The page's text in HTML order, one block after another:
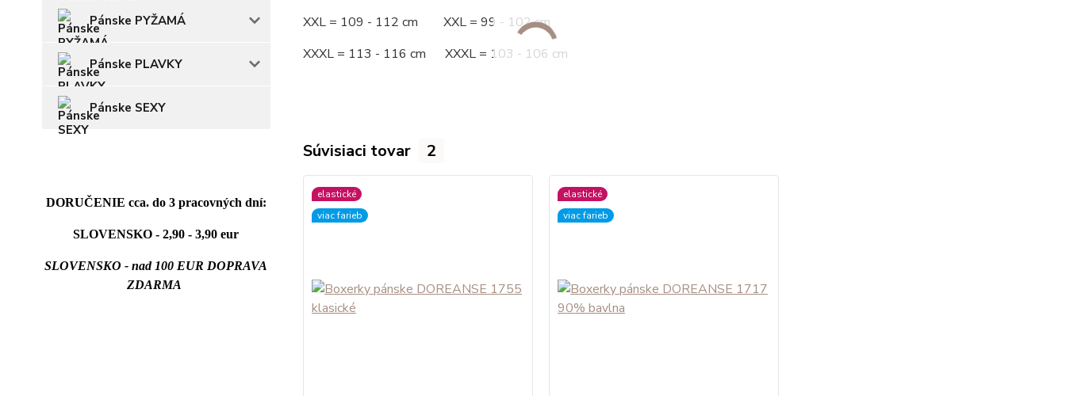
Pánske PYŽAMÁ
Pánske PLAVKY
Pánske SEXY
DORUČENIE cca. do 3 pracovných dní:
SLOVENSKO - 2,90 - 3,90 eur
SLOVENSKO - nad 100 EUR DOPRAVA
ZDARMA
XXL = 109 - 112 cm XXL = 99 - 102 cm
XXXL = 113 - 116 cm XXXL = 103 - 106 cm
Súvisiaci tovar 2
elastické
viac farieb
elastické
viac farieb